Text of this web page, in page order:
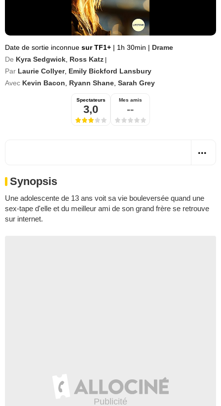
Date de sortie inconnue sur TF1+ | 1h 30min | Drame
De Kyra Sedgwick Ross Katz
Par Laurie Collyer, Emily Bickford Lansbury
Avec Kevin Bacon Ryann Shane Sarah Grey
Spectateurs
3,0
Mes amis
--
Synopsis
Une adolescente de 13 ans voit sa vie bouleversée quand une
sex-tape d'elle et du meilleur ami de son grand frère se retrouve
sur internet.